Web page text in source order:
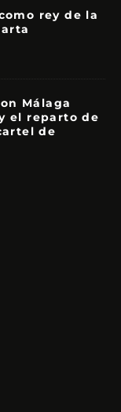
rey de la
Málaga
el reparto de
de